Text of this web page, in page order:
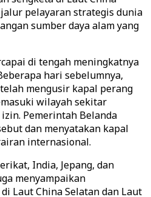
pelayaran strategis dunia
sumber daya alam yang
di tengah meningkatnya
hari sebelumnya,
mengusir kapal perang
wilayah sekitar
Pemerintah Belanda
dan menyatakan kapal
internasional.
India, Jepang, dan
menyampaikan
Laut China Selatan dan Laut